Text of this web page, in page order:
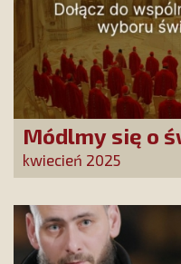
Módlmy się o
inicjatywa
Piotra Skargi
kwiecień 2025